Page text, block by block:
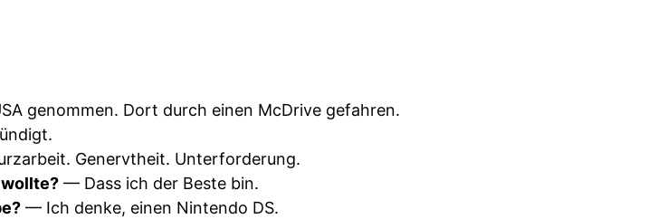
genommen. Dort durch einen McDrive gefahren.
Genervtheit. Unterforderung.
— Dass ich der Beste bin.
— Ich denke, einen Nintendo DS.